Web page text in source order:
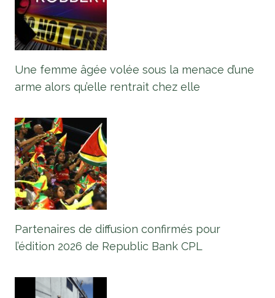
Une femme âgée volée sous la menace d’une
arme alors qu’elle rentrait chez elle
Partenaires de diffusion confirmés pour
l’édition 2026 de Republic Bank CPL